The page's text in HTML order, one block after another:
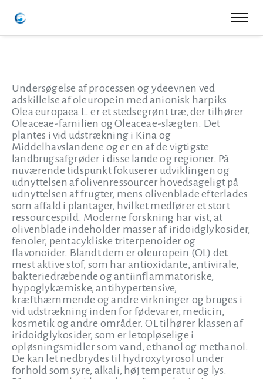
Undersøgelse af processen og ydeevnen ved
adskillelse af oleuropein med anionisk harpiks
Olea europaea L. er et stedsegrønt træ, der tilhører
Oleaceae-familien og Oleaceae-slægten. Det
plantes i vid udstrækning i Kina og
Middelhavslandene og er en af de vigtigste
landbrugsafgrøder i disse lande og regioner. På
nuværende tidspunkt fokuserer udviklingen og
udnyttelsen af olivenressourcer hovedsageligt på
udnyttelsen af frugter, mens olivenblade efterlades
som affald i plantager, hvilket medfører et stort
ressourcespild. Moderne forskning har vist, at
olivenblade indeholder masser af iridoidglykosider,
fenoler, pentacykliske triterpenoider og
flavonoider. Blandt dem er oleuropein (OL) det
mest aktive stof, som har antioxidante, antivirale,
bakteriedræbende og antiinflammatoriske,
hypoglykæmiske, antihypertensive,
kræfthæmmende og andre virkninger og bruges i
vid udstrækning inden for fødevarer, medicin,
kosmetik og andre områder. OL tilhører klassen af
iridoidglykosider, som er letopløselige i
opløsningsmidler som vand, ethanol og methanol.
De kan let nedbrydes til hydroxytyrosol under
forhold som syre, alkali, høj temperatur og lys.